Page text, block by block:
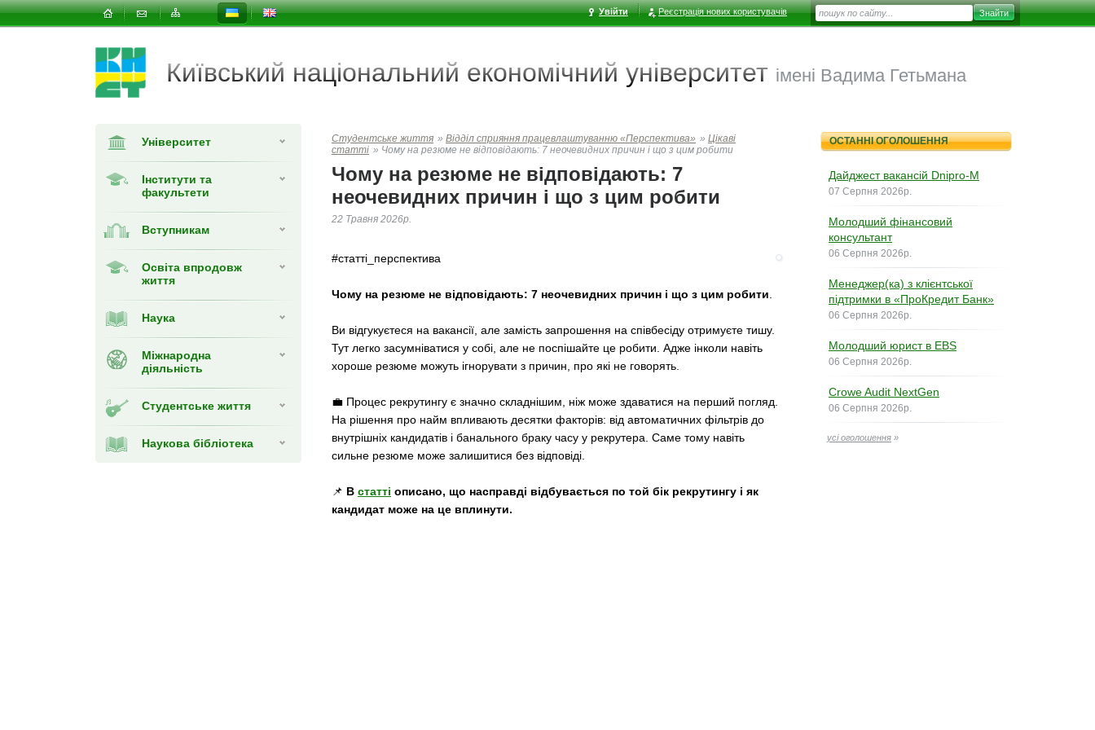
Увійти Реєстрація нових користувачів
Київський національний економічний університет імені Вадима Гетьмана
Університет
Інститути та
факультети
Вступникам
Освіта впродовж
життя
Наука
Міжнародна
діяльність
Студентське життя
Наукова бібліотека
Студентське життя » Відділ сприяння працевлаштуванню «Перспектива» » Цікаві
статті » Чому на резюме не відповідають: 7 неочевидних причин і що з цим робити
Чому на резюме не відповідають: 7
неочевидних причин і що з цим робити
22 Травня 2026р.
#статті_перспектива
Чому на резюме не відповідають: 7 неочевидних причин і що з цим робити
Ви відгукуєтеся на вакансії, але замість запрошення на співбесіду отримуєте тишу.
Тут легко засумніватися у собі, але не поспішайте це робити. Адже інколи навіть
хороше резюме можуть ігнорувати з причин, про які не говорять.
💼 Процес рекрутингу є значно складнішим, ніж може здаватися на перший погляд.
На рішення про найм впливають десятки факторів: від автоматичних фільтрів до
внутрішніх кандидатів і банального браку часу у рекрутера. Саме тому навіть
сильне резюме може залишитися без відповіді.
📌 В статті описано, що насправді відбувається по той бік рекрутингу і як
кандидат може на це вплинути.
ОСТАННІ ОГОЛОШЕННЯ
Дайджест вакансій Dnipro-M
07 Серпня 2026р.
Молодший фінансовий
консультант
06 Серпня 2026р.
Менеджер(ка) з клієнтської
підтримки в «ПроКредит Банк»
06 Серпня 2026р.
Молодший юрист в EBS
06 Серпня 2026р.
Crowe Audit NextGen
06 Серпня 2026р.
усі оголошення »